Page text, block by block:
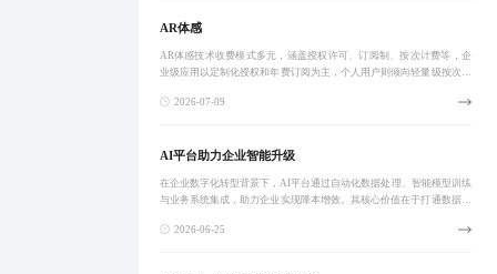
AR体感
AR体感技术收费模式多元，涵盖授权许可、订阅制、按次计费等，企
业级应用以定制化授权和年费订阅为主，个人用户则倾向轻量级按次或
出。未来将向动态
2026-07-09
AI平台助力企业智能升级
在企业数字化转型背景下，AI平台通过自动化数据处理、智能模型训练
与业务系统集成，助力企业实现降本增效。其核心价值在于打通数据孤
造、零售等行业
2026-06-25